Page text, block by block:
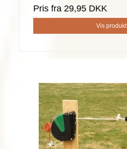
Pris fra 29,95 DKK
Vis produkt